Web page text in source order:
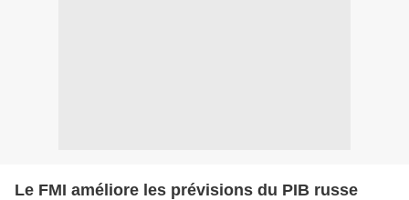
Le FMI améliore les prévisions du PIB russe